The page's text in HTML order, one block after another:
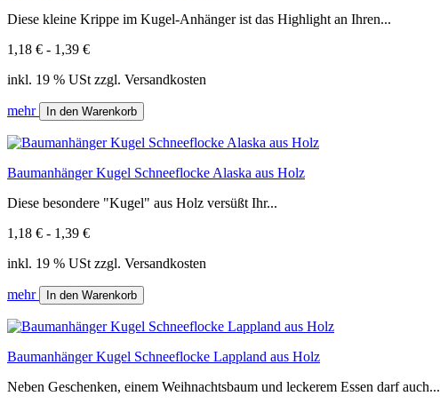
Diese kleine Krippe im Kugel-Anhänger ist das Highlight an Ihren...
1,18 € - 1,39 €
inkl. 19 % USt zzgl. Versandkosten
mehr In den Warenkorb
Baumanhänger Kugel Schneeflocke Alaska aus Holz
Diese besondere "Kugel" aus Holz versüßt Ihr...
1,18 € - 1,39 €
inkl. 19 % USt zzgl. Versandkosten
mehr In den Warenkorb
Baumanhänger Kugel Schneeflocke Lappland aus Holz
Neben Geschenken, einem Weihnachtsbaum und leckerem Essen darf auch...